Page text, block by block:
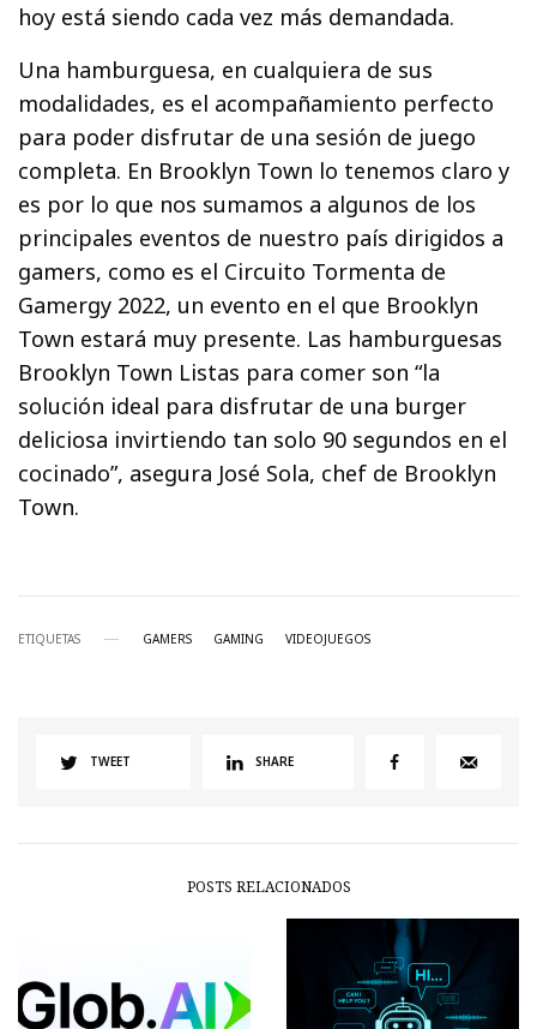
hoy está siendo cada vez más demandada.
Una hamburguesa, en cualquiera de sus
modalidades, es el acompañamiento perfecto
para poder disfrutar de una sesión de juego
completa. En Brooklyn Town lo tenemos claro y
es por lo que nos sumamos a algunos de los
principales eventos de nuestro país dirigidos a
gamers, como es el Circuito Tormenta de
Gamergy 2022, un evento en el que Brooklyn
Town estará muy presente. Las hamburguesas
Brooklyn Town Listas para comer son “la
solución ideal para disfrutar de una burger
deliciosa invirtiendo tan solo 90 segundos en el
cocinado”, asegura José Sola, chef de Brooklyn
Town.
ETIQUETAS GAMERS GAMING VIDEOJUEGOS
TWEET SHARE
POSTS RELACIONADOS